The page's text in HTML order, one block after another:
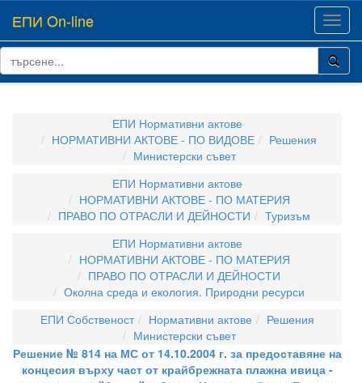
ЕПИ On-line
ЕПИ Нормативни актове
НОРМАТИВНИ АКТОВЕ - ПО ВИДОВЕ
Решения
Министерски съвет
ЕПИ Нормативни актове
НОРМАТИВНИ АКТОВЕ - ПО МАТЕРИЯ
ПРАВО ПО ОТРАСЛИ И ДЕЙНОСТИ
Туризъм
ЕПИ Нормативни актове
НОРМАТИВНИ АКТОВЕ - ПО МАТЕРИЯ
ПРАВО ПО ОТРАСЛИ И ДЕЙНОСТИ
Околна среда и екология. Природни ресурси
ЕПИ Собственост
Нормативни актове
Решения
Министерски съвет
Решение № 814 на МС от 14.10.2004 г. за предоставяне на
концесия върху част от крайбрежната плажна ивица -